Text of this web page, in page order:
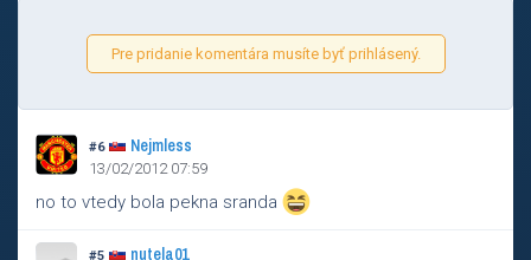
Pre pridanie komentára musíte byť prihlásený.
#6 Nejmless
13/02/2012 07:59
no to vtedy bola pekna sranda
#5 nutela01